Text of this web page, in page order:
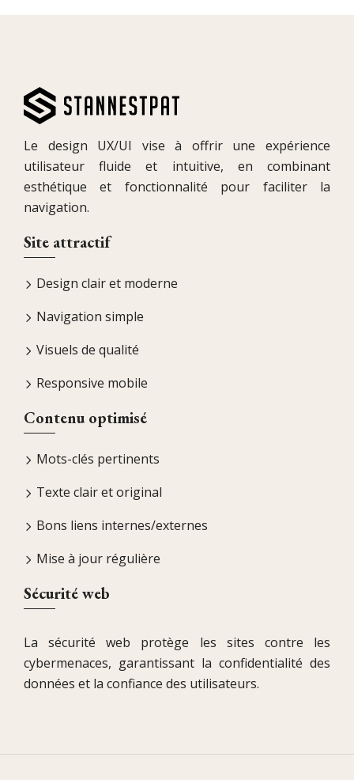
Le design UX/UI vise à offrir une expérience
utilisateur fluide et intuitive, en combinant
esthétique et fonctionnalité pour faciliter la
navigation.
Site attractif
Design clair et moderne
Navigation simple
Visuels de qualité
Responsive mobile
Contenu optimisé
Mots-clés pertinents
Texte clair et original
Bons liens internes/externes
Mise à jour régulière
Sécurité web
La sécurité web protège les sites contre les
cybermenaces, garantissant la confidentialité des
données et la confiance des utilisateurs.